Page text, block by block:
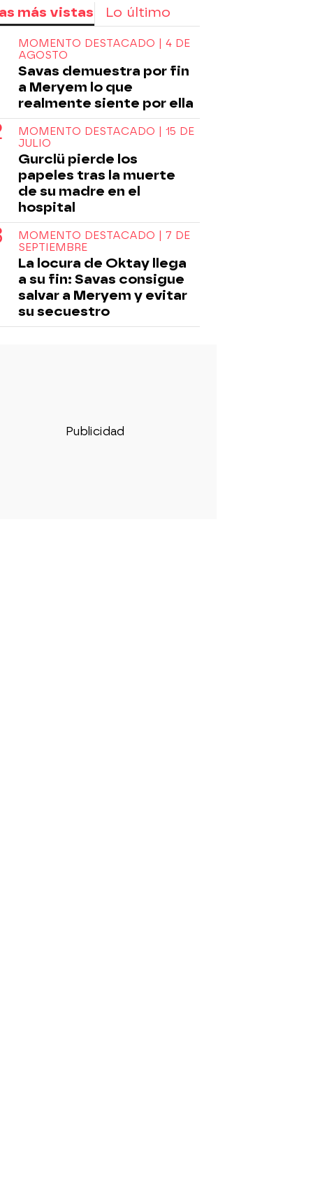
más vistas Lo último
MOMENTO DESTACADO | 4 DE
AGOSTO
Savas demuestra por fin
a Meryem lo que
realmente siente por ella
MOMENTO DESTACADO | 15 DE
JULIO
Gurclü pierde los
papeles tras la muerte
de su madre en el
hospital
MOMENTO DESTACADO | 7 DE
SEPTIEMBRE
La locura de Oktay llega
a su fin: Savas consigue
salvar a Meryem y evitar
su secuestro